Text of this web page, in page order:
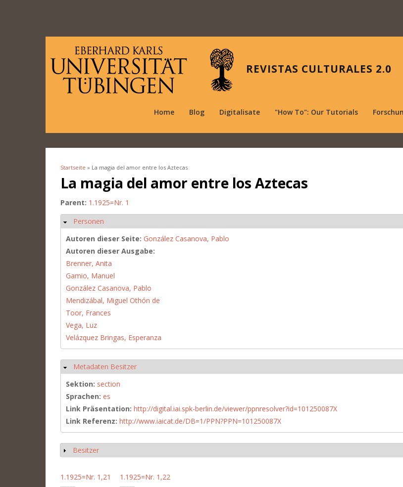
REVISTAS CULTURALES 2.0
Home Blog Digitalisate "How To": Our Tutorials
Sie sind hier
Startseite » La magia del amor entre los Aztecas
La magia del amor entre los Aztecas
Parent: 1.1925=Nr. 1
Ausblenden
Personen
Autoren dieser Seite: González Casanova, Pablo
Autoren dieser Ausgabe:
Brenner, Anita
Gamio, Manuel
González Casanova, Pablo
Mendizábal, Miguel Othón de
Toor, Frances
Vega, Luz
Velázquez Bringas, Esperanza
Ausblenden
Metadaten Besitzer
Sektion: section
Sprachen: es
Link Präsentation: http://digital.iai.spk-berlin.de/viewer/ppnresolver?id=101250087X
Link Referenz: http://www.iaicat.de/DB=1/PPN?PPN=101250087X
Anzeigen
Besitzer
1.1925=Nr. 1,21 1.1925=Nr. 1,22